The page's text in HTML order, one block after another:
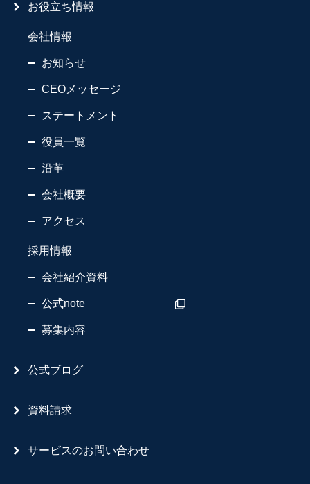
お役立ち情報
会社情報
お知らせ
CEOメッセージ
ステートメント
役員一覧
沿革
会社概要
アクセス
採用情報
会社紹介資料
公式note
募集内容
公式ブログ
資料請求
サービスのお問い合わせ